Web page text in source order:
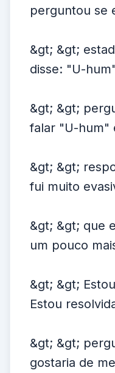
perguntou se
&gt; &gt;
disse: "U-
&gt; &gt;
falar "U-hum"
&gt; &gt;
fui muito
&gt; &gt; que
um pouco
&gt; &gt;
Estou
&gt; &gt;
gostaria de